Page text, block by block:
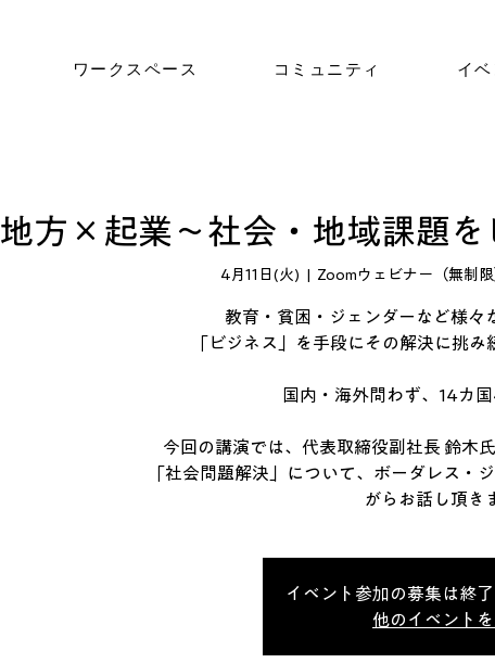
ワークスペース コミュニティ イベ
地方×起業～社会・地域課題を
4月11日(火)
  |
Zoomウェビナー（無制
教育・貧困・ジェンダーなど様々
「ビジネス」を手段にその解決に挑み
国内・海外問わず、14カ
今回の講演では、代表取締役副社長 鈴木
「社会問題解決」について、ボーダレス・
がらお話し頂き
イベント参加の募集は終了
他のイベントを